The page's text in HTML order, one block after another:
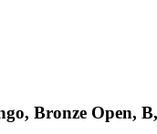
Bronze Open,